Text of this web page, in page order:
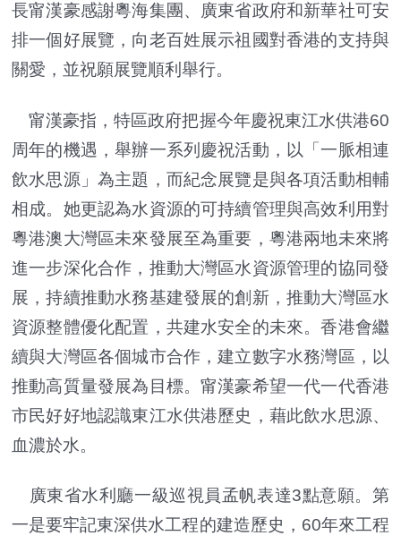
長甯漢豪感謝粵海集團、廣東省政府和新華社可安
排一個好展覽，向老百姓展示祖國對香港的支持與
關愛，並祝願展覽順利舉行。
甯漢豪指，特區政府把握今年慶祝東江水供港60
周年的機遇，舉辦一系列慶祝活動，以「一脈相連
飲水思源」為主題，而紀念展覽是與各項活動相輔
相成。她更認為水資源的可持續管理與高效利用對
粵港澳大灣區未來發展至為重要，粵港兩地未來將
進一步深化合作，推動大灣區水資源管理的協同發
展，持續推動水務基建發展的創新，推動大灣區水
資源整體優化配置，共建水安全的未來。香港會繼
續與大灣區各個城市合作，建立數字水務灣區，以
推動高質量發展為目標。甯漢豪希望一代一代香港
市民好好地認識東江水供港歷史，藉此飲水思源、
血濃於水。
廣東省水利廳一級巡視員孟帆表達3點意願。第
一是要牢記東深供水工程的建造歷史，60年來工程